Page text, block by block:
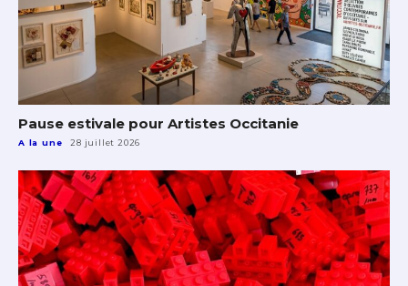
Pause estivale pour Artistes Occitanie
A la une 28 juillet 2026